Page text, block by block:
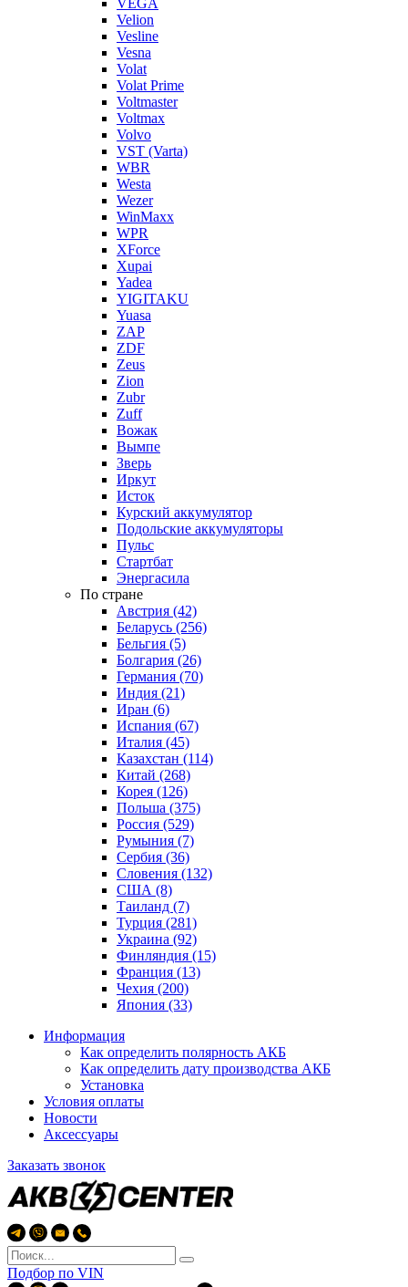
VEGA
Velion
Vesline
Vesna
Volat
Volat Prime
Voltmaster
Voltmax
Volvo
VST (Varta)
WBR
Westa
Wezer
WinMaxx
WPR
XForce
Xupai
Yadea
YIGITAKU
Yuasa
ZAP
ZDF
Zeus
Zion
Zubr
Zuff
Вожак
Вымпе
Зверь
Иркут
Исток
Курский аккумулятор
Подольские аккумуляторы
Пульс
Стартбат
Энергасила
По стране
Австрия (42)
Беларусь (256)
Бельгия (5)
Болгария (26)
Германия (70)
Индия (21)
Иран (6)
Испания (67)
Италия (45)
Казахстан (114)
Китай (268)
Корея (126)
Польша (375)
Россия (529)
Румыния (7)
Сербия (36)
Словения (132)
США (8)
Таиланд (7)
Турция (281)
Украина (92)
Финляндия (15)
Франция (13)
Чехия (200)
Япония (33)
Информация
Как определить полярность АКБ
Как определить дату производства АКБ
Установка
Условия оплаты
Новости
Аксессуары
Заказать звонок
Подбор по VIN